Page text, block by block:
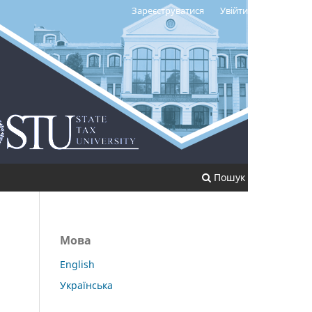
Пошук
Зареєструватися Увійти
Мова
English
Українська